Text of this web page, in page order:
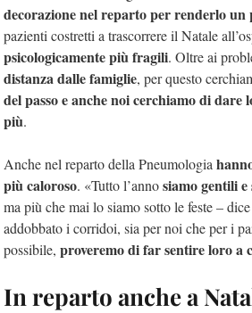
decorazione nel reparto per renderlo un
pazienti costretti a trascorrere il Natale
psicologicamente più fragili. Oltre ai
distanza dalle famiglie, per questo
del passo e anche noi cerchiamo di dare
più.
Anche nel reparto della Pneumologia
più caloroso. «Tutto l’annosiamo gentili
ma più che mai lo siamo sotto le feste –
addobbato i corridoi, sia per noi che per i
possibile, proveremo di far sentire loro a
In reparto anche a